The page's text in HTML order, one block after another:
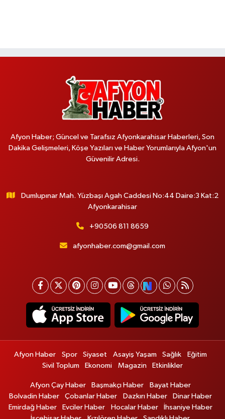
Afyon Haber; Güncel ve Tarafsız Afyonkarahisar Haberleri, Son
Dakika Gelişmeleri, Köşe Yazıları ve Haber Yorumlarıyla Afyon'un
Güvenilir Adresi.
Dumlupınar Mah. Yüzbaşı Agah Caddesi No:44 Daire:3 Kat:2
Afyonkarahisar
+90506 811 8659
afyonhaber.com@gmail.com
Afyon Haber Spor Siyaset Asayiş Yaşam Sağlık
Eğitim
Sivil Toplum
Ekonomi Magazin Etkinlikler
Afyon Çay Haber Başmakçı Haber
Bayat Haber
Bolvadin Haber
Çobanlar Haber Dazkırı Haber
Dinar Haber
Emirdağ Haber
Evciler Haber Hocalar Haber
İhsaniye Haber